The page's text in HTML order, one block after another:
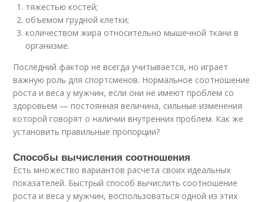
тяжестью костей;
объемом грудной клетки;
количеством жира относительно мышечной ткани в
организме.
Последний фактор не всегда учитывается, но играет
важную роль для спортсменов. Нормальное соотношение
роста и веса у мужчин, если они не имеют проблем со
здоровьем — постоянная величина, сильные изменения
которой говорят о наличии внутренних проблем. Как же
установить правильные пропорции?
Способы вычисления соотношения
Есть множество вариантов расчета своих идеальных
показателей. Быстрый способ вычислить соотношение
роста и веса у мужчин, воспользоваться одной из этих